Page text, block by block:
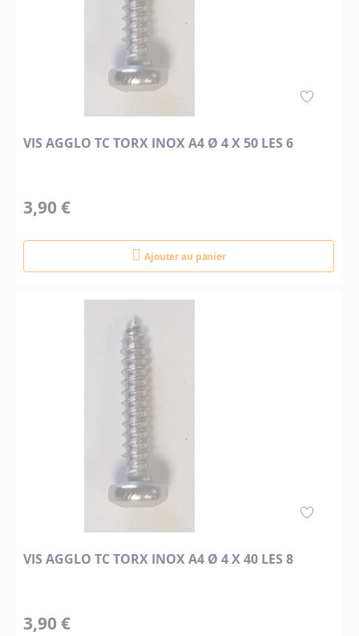
VIS AGGLO TC TORX INOX A4 Ø 4 X 50 LES 6
3,90 €
Ajouter au panier
VIS AGGLO TC TORX INOX A4 Ø 4 X 40 LES 8
3,90 €